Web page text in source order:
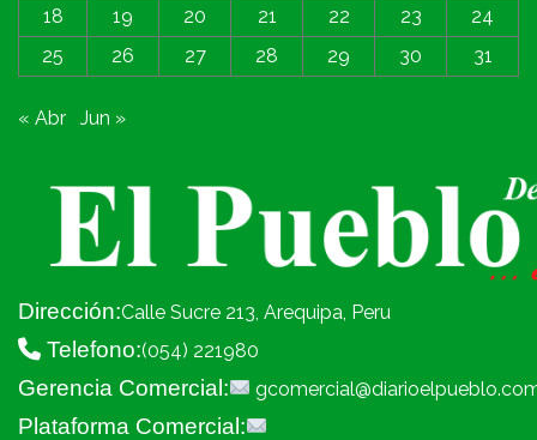
18
19 20 21 22 23
24
25
26 27 28 29 30 31
« Abr Jun »
Dirección:Calle Sucre 213, Arequipa, Peru
Telefono:(054) 221980
Gerencia Comercial:
Plataforma Comercial: